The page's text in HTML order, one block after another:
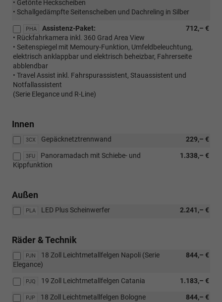
• Getönte Heckscheiben
• Schallgedämpfte Seitenscheiben und Dachreling in Silber
PHA 712,– €
Assistenz-Paket:
• Rückfahrkamera inkl. 360 Grad Area View
• Seitenspiegel mit Memoury-Funktion, Umfeldbeleuchtung,
elektrisch anklappbar und elektrisch beheizbar, Fahrerseite
abblendbar
• Travel Assist inkl. Fahrspurassistent, Stauassistent und
Notfallassistent
(Serie Elegance und R-Line)
Innen
3CX 229,– €
Gepäcknetztrennwand
3FU 1.338,– €
Panoramadach mit Schiebe- und
Kippfunktion
Außen
PLA 2.241,– €
LED Plus Scheinwerfer
Räder & Technik
PJN 844,– €
18 Zoll Leichtmetallfelgen Napoli (Serie
Elegance)
PJQ 1.183,– €
19 Zoll Leichtmetallfelgen Catania
PJP 844,– €
18 Zoll Leichtmetallfelgen Bologne